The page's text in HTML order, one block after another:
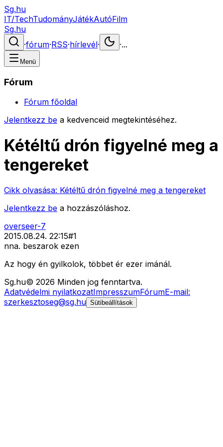
Sg.hu
IT/TechTudományJátékAutóFilm
Sg.hu
·fórum·RSS·hírlevél· ·...
Menü
Fórum
Fórum főoldal
Jelentkezz be a kedvenceid megtekintéséhez.
Kétéltű drón figyelné meg a
tengereket
Cikk olvasása: Kétéltű drón figyelné meg a tengereket
Jelentkezz be a hozzászóláshoz.
overseer-7
2015.08.24. 22:15#1
nna. beszarok ezen
Az hogy én gyilkolok, többet ér ezer imánál.
Sg.hu© 2026 Minden jog fenntartva.
Adatvédelmi nyilatkozatImpresszumFórumE-mail:
szerkesztoseg@sg.hu Sütibeállítások